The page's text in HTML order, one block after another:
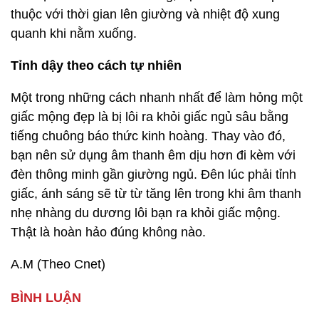
thuộc với thời gian lên giường và nhiệt độ xung
quanh khi nằm xuống.
Tỉnh dậy theo cách tự nhiên
Một trong những cách nhanh nhất để làm hỏng một
giấc mộng đẹp là bị lôi ra khỏi giấc ngủ sâu bằng
tiếng chuông báo thức kinh hoàng. Thay vào đó,
bạn nên sử dụng âm thanh êm dịu hơn đi kèm với
đèn thông minh gần giường ngủ. Đên lúc phải tỉnh
giấc, ánh sáng sẽ từ từ tăng lên trong khi âm thanh
nhẹ nhàng du dương lôi bạn ra khỏi giấc mộng.
Thật là hoàn hảo đúng không nào.
A.M (Theo Cnet)